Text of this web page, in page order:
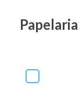
Papelaria